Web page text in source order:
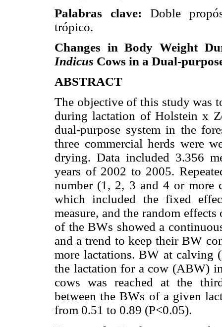
Palabras clave: Doble
trópico.
Changes in Body Weight
Indicus Cows in a Dual-
ABSTRACT
The objective of this study was
during lactation of Holstein x
dual-purpose system in the
three commercial herds were
drying. Data included 3.356
years of 2002 to 2005.
number (1, 2, 3 and 4 or more
which included the fixed
measure, and the random
of the BWs showed a
and a trend to keep their BW
more lactations. BW at calving
the lactation for a cow (ABW)
cows was reached at the
between the BWs of a given
from 0.51 to 0.89 (P<0.05).